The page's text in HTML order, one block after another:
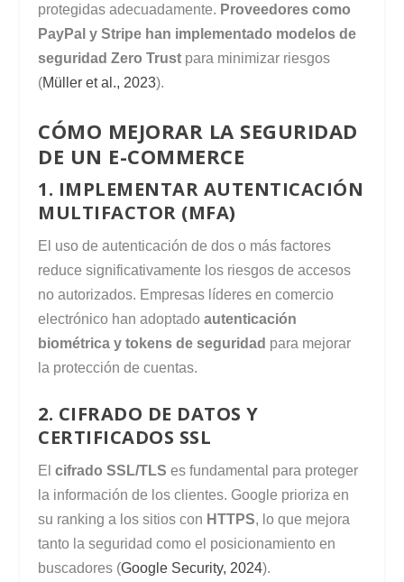
protegidas adecuadamente. Proveedores como
PayPal y Stripe han implementado modelos de
seguridad Zero Trust para minimizar riesgos
(Müller et al., 2023).
CÓMO MEJORAR LA SEGURIDAD
DE UN E-COMMERCE
1. IMPLEMENTAR AUTENTICACIÓN
MULTIFACTOR (MFA)
El uso de autenticación de dos o más factores
reduce significativamente los riesgos de accesos
no autorizados. Empresas líderes en comercio
electrónico han adoptadoautenticación
biométrica y tokens de seguridad para mejorar
la protección de cuentas.
2. CIFRADO DE DATOS Y
CERTIFICADOS SSL
Elcifrado SSL/TLS es fundamental para proteger
la información de los clientes. Google prioriza en
su ranking a los sitios con HTTPS, lo que mejora
tanto la seguridad como el posicionamiento en
buscadores (Google Security, 2024).